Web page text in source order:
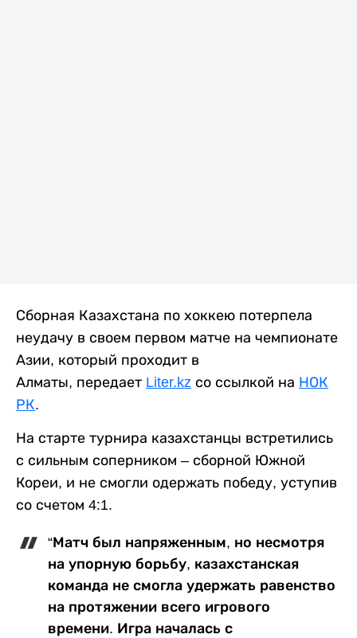
Сборная Казахстана по хоккею потерпела
неудачу в своем первом матче на чемпионате
Азии, который проходит в
Алматы, передает Liter.kz со ссылкой на НОК
РК.
На старте турнира казахстанцы встретились
с сильным соперником – сборной Южной
Кореи, и не смогли одержать победу, уступив
со счетом 4:1.
“Матч был напряженным, но несмотря
на упорную борьбу, казахстанская
команда не смогла удержать равенство
на протяжении всего игрового
времени. Игра началась с